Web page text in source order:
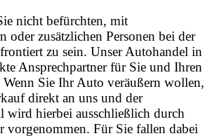
nicht befürchten, mit
oder zusätzlichen Personen bei der
zu sein. Unser Autohandel in
Ansprechpartner für Sie und Ihren
Sie Ihr Auto veräußern wollen,
direkt an uns und der
wird hierbei ausschließlich durch
vorgenommen. Für Sie fallen dabei